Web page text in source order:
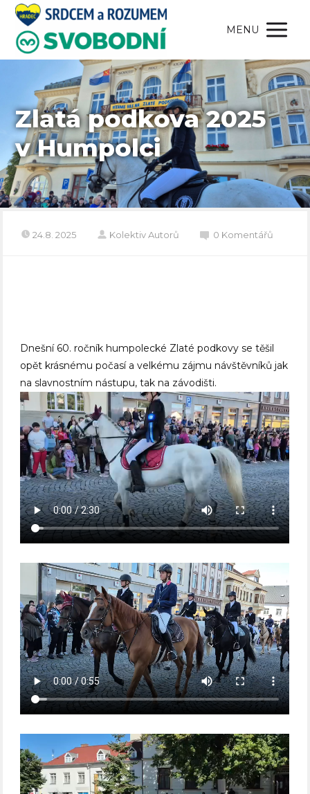
MENU
Zlatá podkova 2025
v Humpolci
24.8. 2025 Kolektiv Autorů 0 Komentářů
Dnešní 60. ročník humpolecké Zlaté podkovy se těšil
opět krásnému počasí a velkému zájmu návštěvníků jak
na slavnostním nástupu, tak na závodišti.